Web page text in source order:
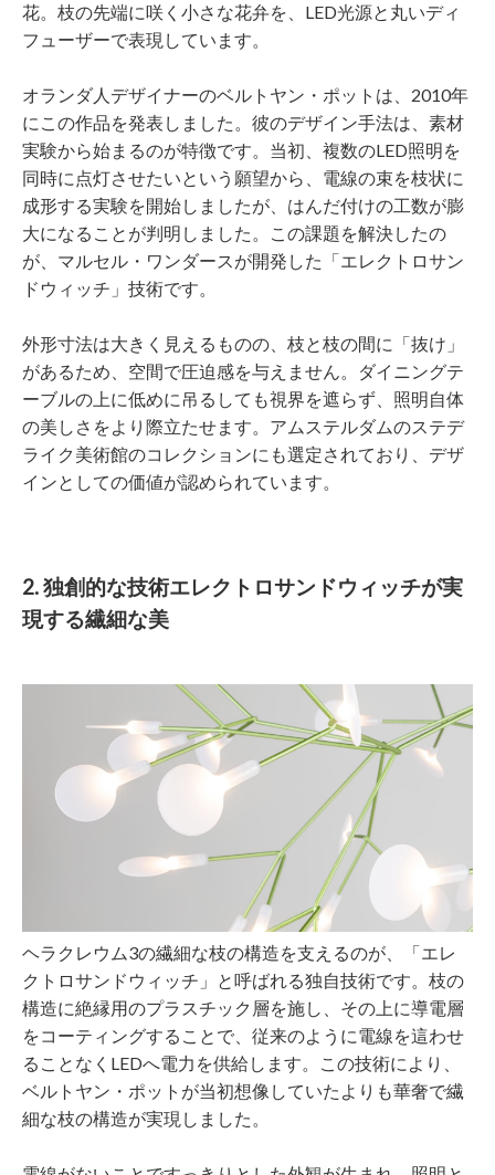
花。枝の先端に咲く小さな花弁を、LED光源と丸いディ
フューザーで表現しています。
オランダ人デザイナーのベルトヤン・ポットは、2010年
にこの作品を発表しました。彼のデザイン手法は、素材
実験から始まるのが特徴です。当初、複数のLED照明を
同時に点灯させたいという願望から、電線の束を枝状に
成形する実験を開始しましたが、はんだ付けの工数が膨
大になることが判明しました。この課題を解決したの
が、マルセル・ワンダースが開発した「エレクトロサン
ドウィッチ」技術です。
外形寸法は大きく見えるものの、枝と枝の間に「抜け」
があるため、空間で圧迫感を与えません。ダイニングテ
ーブルの上に低めに吊るしても視界を遮らず、照明自体
の美しさをより際立たせます。アムステルダムのステデ
ライク美術館のコレクションにも選定されており、デザ
インとしての価値が認められています。
2. 独創的な技術エレクトロサンドウィッチが実
現する繊細な美
ヘラクレウム3の繊細な枝の構造を支えるのが、「エレ
クトロサンドウィッチ」と呼ばれる独自技術です。枝の
構造に絶縁用のプラスチック層を施し、その上に導電層
をコーティングすることで、従来のように電線を這わせ
ることなくLEDへ電力を供給します。この技術により、
ベルトヤン・ポットが当初想像していたよりも華奢で繊
細な枝の構造が実現しました。